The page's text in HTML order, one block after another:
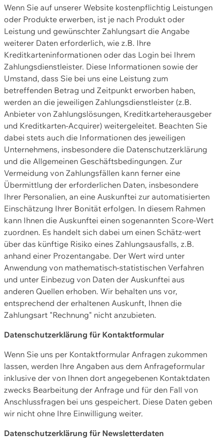
Wenn Sie auf unserer Website kostenpflichtig Leistungen
oder Produkte erwerben, ist je nach Produkt oder
Leistung und gewünschter Zahlungsart die Angabe
weiterer Daten erforderlich, wie z.B. Ihre
Kreditkarteninformationen oder das Login bei Ihrem
Zahlungsdienstleister. Diese Informationen sowie der
Umstand, dass Sie bei uns eine Leistung zum
betreffenden Betrag und Zeitpunkt erworben haben,
werden an die jeweiligen Zahlungsdienstleister (z.B.
Anbieter von Zahlungslösungen, Kreditkarteherausgeber
und Kreditkarten-Acquirer) weitergeleitet. Beachten Sie
dabei stets auch die Informationen des jeweiligen
Unternehmens, insbesondere die Datenschutzerklärung
und die Allgemeinen Geschäftsbedingungen. Zur
Vermeidung von Zahlungsfällen kann ferner eine
Übermittlung der erforderlichen Daten, insbesondere
Ihrer Personalien, an eine Auskunftei zur automatisierten
Einschätzung Ihrer Bonität erfolgen. In diesem Rahmen
kann Ihnen die Auskunftei einen sogenannten Score-Wert
zuordnen. Es handelt sich dabei um einen Schätz-wert
über das künftige Risiko eines Zahlungsausfalls, z.B.
anhand einer Prozentangabe. Der Wert wird unter
Anwendung von mathematisch-statistischen Verfahren
und unter Einbezug von Daten der Auskunftei aus
anderen Quellen erhoben. Wir behalten uns vor,
entsprechend der erhaltenen Auskunft, Ihnen die
Zahlungsart "Rechnung" nicht anzubieten.
Datenschutzerklärung für Kontaktformular
Wenn Sie uns per Kontaktformular Anfragen zukommen
lassen, werden Ihre Angaben aus dem Anfrageformular
inklusive der von Ihnen dort angegebenen Kontaktdaten
zwecks Bearbeitung der Anfrage und für den Fall von
Anschlussfragen bei uns gespeichert. Diese Daten geben
wir nicht ohne Ihre Einwilligung weiter.
Datenschutzerklärung für Newsletterdaten